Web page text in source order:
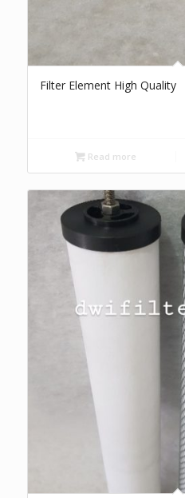
Filter Element High Quality
Read more